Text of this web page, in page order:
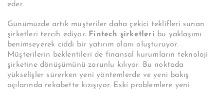
eder.
Günümüzde artık müşteriler daha çekici teklifleri sunan
şirketleri tercih ediyor.
Fintech şirketleri bu yaklaşımı
benimseyerek ciddi bir yatırım alanı oluşturuyor.
Müşterilerin beklentileri de finansal kurumların teknoloji
şirketine dönüşümünü zorunlu kılıyor. Bu noktada
yükselişler sürerken yeni yöntemlerde ve yeni bakış
açılarında rekabette kızışıyor. Eski problemlere yeni